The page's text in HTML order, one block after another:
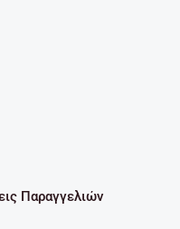
Παραγγελιών